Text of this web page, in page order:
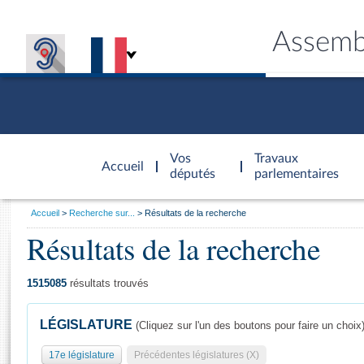
Accueil
d'accueil
Vos
députés
Travaux
parlementaires
Général
Vous
Accueil Recherche sur... Résultats de la recherche
Résultats de la recherche
1515085 résultats trouvés
LÉGISLATURE (Cliquez sur l'un des boutons pour faire un choix)
17e législature Précédentes législatures (X)